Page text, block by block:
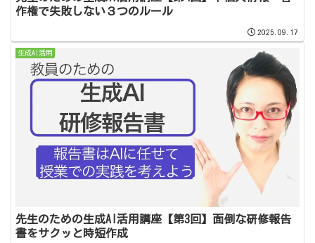
作権で失敗しない３つのルール
2025.09.17
生成AI活用
先生のための生成AI活用講座【第3回】面倒な研修報告
書をサクッと時短作成